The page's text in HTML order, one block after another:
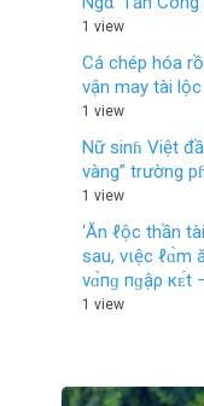
1 view
Cá chép hóa
vận may tài
1 view
Nữ sinɦ Việt
vàng” trường
1 view
‘Ăn ℓộc thần
sau, vιệc ℓɑ̀m
vɑ̀пɡ пɡậρ кᴇ́t
1 view